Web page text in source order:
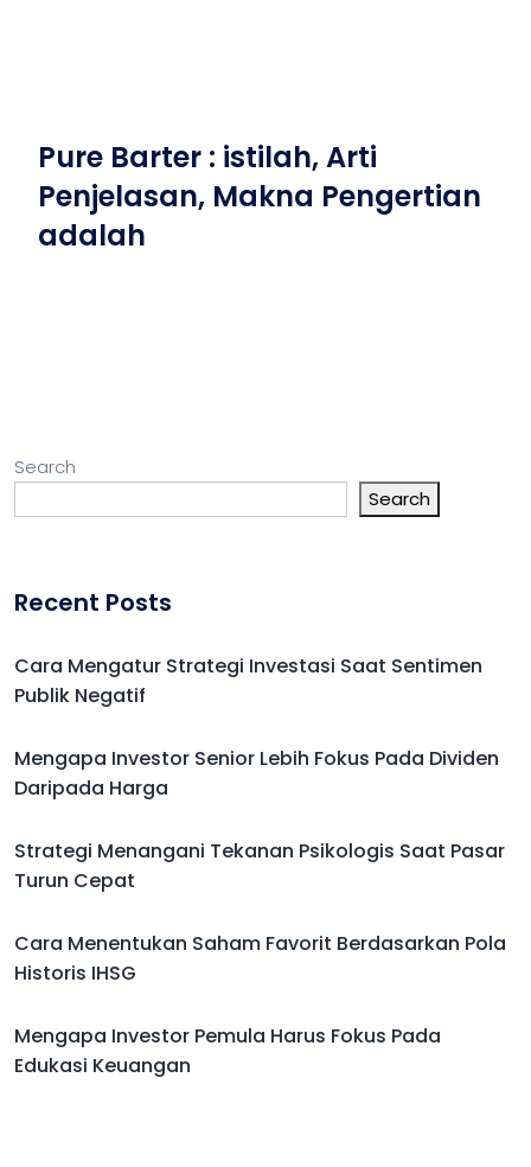
Pure Barter : istilah, Arti
Penjelasan, Makna Pengertian
adalah
Search
Search
Recent Posts
Cara Mengatur Strategi Investasi Saat Sentimen
Publik Negatif
Mengapa Investor Senior Lebih Fokus Pada Dividen
Daripada Harga
Strategi Menangani Tekanan Psikologis Saat Pasar
Turun Cepat
Cara Menentukan Saham Favorit Berdasarkan Pola
Historis IHSG
Mengapa Investor Pemula Harus Fokus Pada
Edukasi Keuangan